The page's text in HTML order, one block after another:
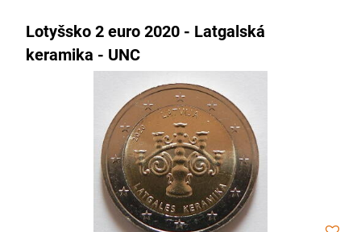
Lotyšsko 2 euro 2020 - Latgalská
keramika - UNC